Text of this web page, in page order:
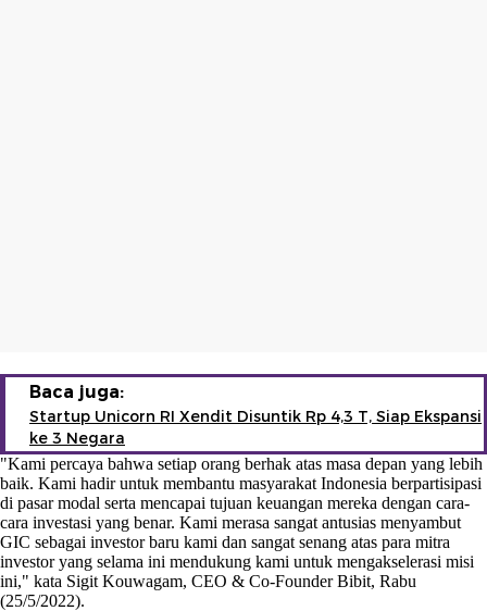
Baca juga:
Startup Unicorn RI Xendit Disuntik Rp 4,3 T, Siap Ekspansi
ke 3 Negara
"Kami percaya bahwa setiap orang berhak atas masa depan yang lebih
baik. Kami hadir untuk membantu masyarakat Indonesia berpartisipasi
di pasar modal serta mencapai tujuan keuangan mereka dengan cara-
cara investasi yang benar. Kami merasa sangat antusias menyambut
GIC sebagai investor baru kami dan sangat senang atas para mitra
investor yang selama ini mendukung kami untuk mengakselerasi misi
ini," kata Sigit Kouwagam, CEO & Co-Founder Bibit, Rabu
(25/5/2022).